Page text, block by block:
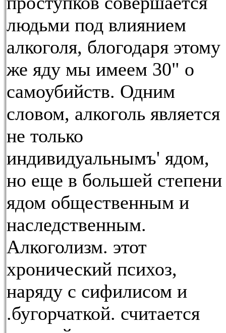
людьми под влиянием
алкоголя, блогодаря этому
же яду мы имеем 30" о
самоубийств. Одним
словом, алкоголь является
не только
индивидуальнымъ' ядом,
но еще в большей степени
ядом общественным и
наследственным.
Алкоголизм. этот
хронический психоз,
наряду с сифилисом и
.бугорчаткой. считается